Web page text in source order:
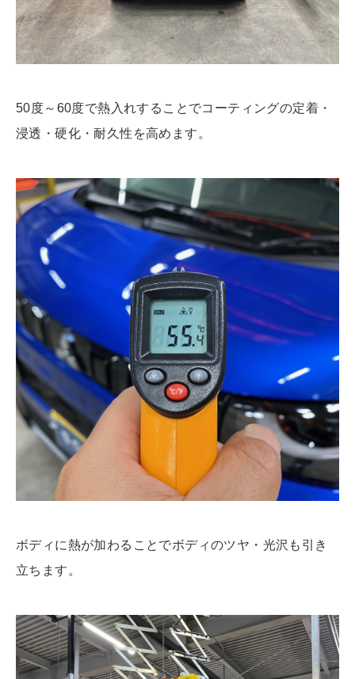
50度～60度で熱入れすることでコーティングの定着・
浸透・硬化・耐久性を高めます。
ボディに熱が加わることでボディのツヤ・光沢も引き
立ちます。